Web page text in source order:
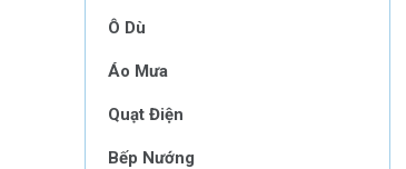
Ô Dù
Áo Mưa
Quạt Điện
Bếp Nướng